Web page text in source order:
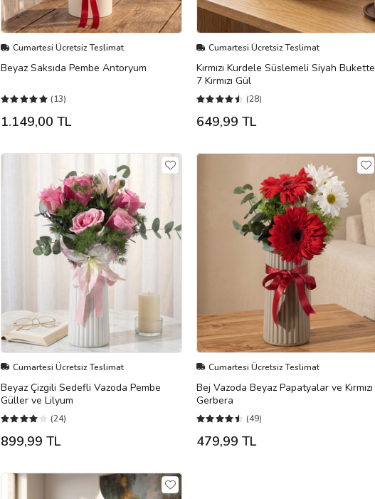
Cumartesi Ücretsiz Teslimat
Beyaz Saksıda Pembe Antoryum
(13)
1.149,00 TL
Cumartesi Ücretsiz Teslimat
Kırmızı Kurdele Süslemeli Siyah Bukette
7 Kırmızı Gül
(28)
649,99 TL
Cumartesi Ücretsiz Teslimat
Beyaz Çizgili Sedefli Vazoda Pembe
Güller ve Lilyum
(24)
899,99 TL
Cumartesi Ücretsiz Teslimat
Bej Vazoda Beyaz Papatyalar ve Kırmızı
Gerbera
(49)
479,99 TL